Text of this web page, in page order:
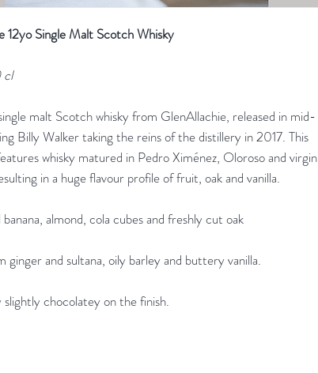
12yo Single Malt Scotch Whisky
cl
malt Scotch whisky from GlenAllachie, released in mid-
Billy Walker taking the reins of the distillery in 2017. This
whisky matured in Pedro Ximénez, Oloroso and virgin
in a huge flavour profile of fruit, oak and vanilla.
almond, cola cubes and freshly cut oak
ginger and sultana, oily barley and buttery vanilla.
slightly chocolatey on the finish.